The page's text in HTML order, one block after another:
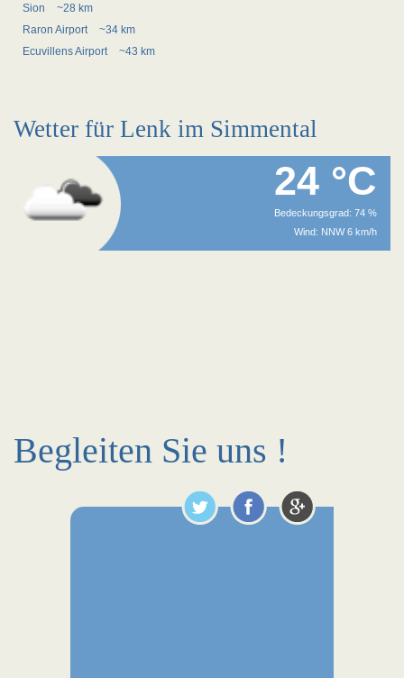
Sion
~28 km
Raron Airport
~34 km
Ecuvillens Airport
~43 km
Wetter für Lenk im Simmental
24 °C
Bedeckungsgrad: 74 %
Wind: NNW 6 km/h
Begleiten Sie uns !